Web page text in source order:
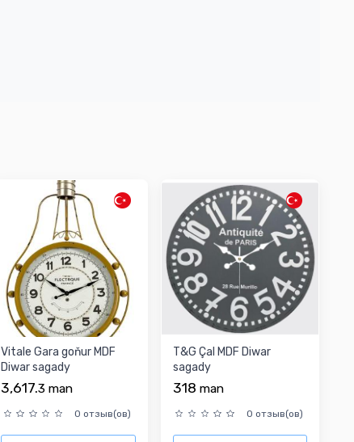
Vitale Gara goňur MDF
Diwar sagady
3,617.3 man
0 отзыв(ов)
T&G Çal MDF Diwar
sagady
318 man
0 отзыв(ов)